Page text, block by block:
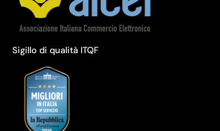
Sigillo di qualità ITQF